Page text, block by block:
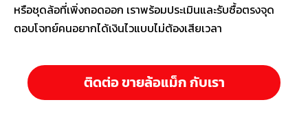
หรือชุดล้อที่เพิ่งถอดออก เราพร้อมประเมินและรับซื้อตรงจุด
ตอบโจทย์คนอยากได้เงินไวแบบไม่ต้องเสียเวลา
ติดต่อ ขายล้อแม็ก กับเรา